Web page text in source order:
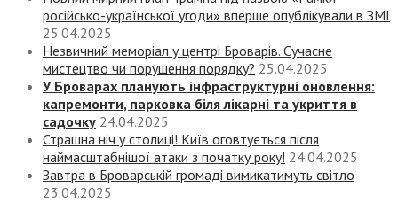
російсько-української угоди» вперше опублікували в ЗМІ
25.04.2025
Незвичний меморіал у центрі Броварів. Сучасне
мистецтво чи порушення порядку? 25.04.2025
У Броварах планують інфраструктурні оновлення:
капремонти, парковка біля лікарні та укриття в
садочку 24.04.2025
Страшна ніч у столиці! Київ оговтується після
наймасштабнішої атаки з початку року! 24.04.2025
Завтра в Броварській громаді вимикатимуть світло
23.04.2025